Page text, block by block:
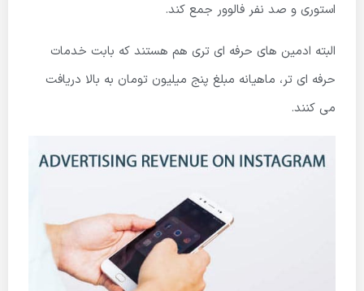
استوری و صد نفر فالوور جمع کند.
البته ادمین های حرفه ای تری هم هستند که بابت خدمات
حرفه ای تر، ماهیانه مبلغ پنج میلیون تومان به بالا دریافت
می کنند.